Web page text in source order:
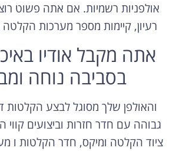
אולפניות רשמיות. אם אתה פשוט
רעיון, קיימות מספר מערכות הקלטה
אתה מקבל אודיו
בסביבה נוחה
והאולפן שלך מסוגל לבצע הקלטות
גבוהה עם חדר חזרות וביצועים קווי
ציוד הקלטה ומיקס, חדר הקלטות ו